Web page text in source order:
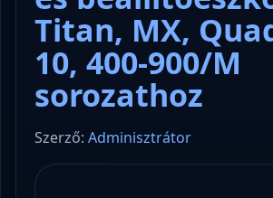
Titan, MX,
10, 400-900/M
sorozathoz
Szerző: Adminisztrátor